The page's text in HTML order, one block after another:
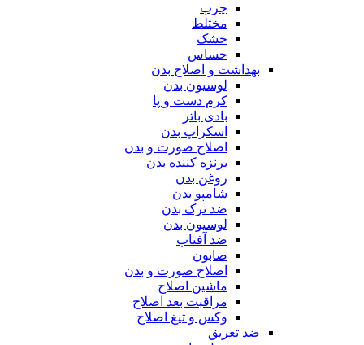
چرب
مختلط
خشک
حساس
بهداشت و اصلاح بدن
لوسیون بدن
کرم دست و پا
بادی باتر
اسکراپ بدن
اصلاح صورت و بدن
برنزه کننده بدن
روغن بدن
شامپو بدن
ضد ترک بدن
لوسیون بدن
ضد آفتاب
صابون
اصلاح صورت و بدن
ماشین اصلاح
مراقبت بعد اصلاح
وکس و تیغ اصلاح
ضد تعریق